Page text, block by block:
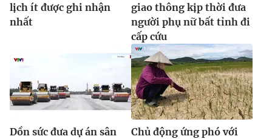
lịch ít được ghi nhận
nhất
giao thông kịp thời đưa
người phụ nữ bất tỉnh đi
cấp cứu
Dồn sức đưa dự án sân
Chủ động ứng phó với